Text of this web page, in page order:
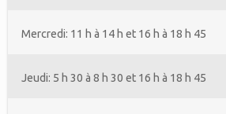
Mercredi: 11 h à 14 h et 16 h à 18 h 45
Jeudi: 5 h 30 à 8 h 30 et 16 h à 18 h 45